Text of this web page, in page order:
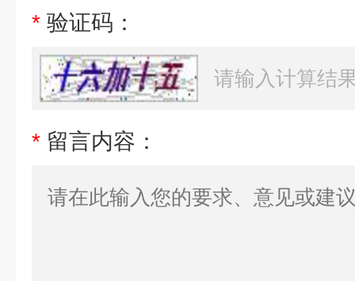
* 验证码：
* 留言内容：